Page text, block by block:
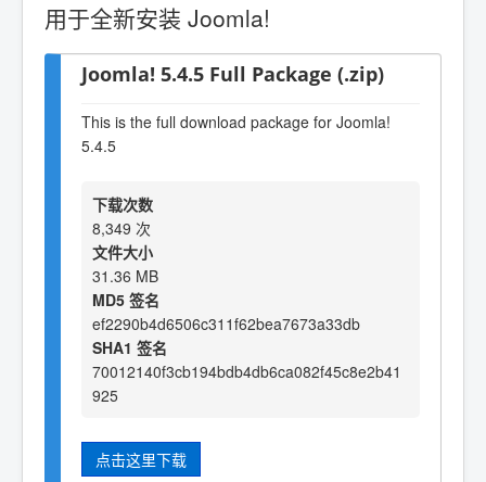
用于全新安装 Joomla!
Joomla! 5.4.5 Full Package (.zip)
This is the full download package for Joomla!
5.4.5
下载次数
8,349 次
文件大小
31.36 MB
MD5 签名
ef2290b4d6506c311f62bea7673a33db
SHA1 签名
70012140f3cb194bdb4db6ca082f45c8e2b41
925
点击这里下载